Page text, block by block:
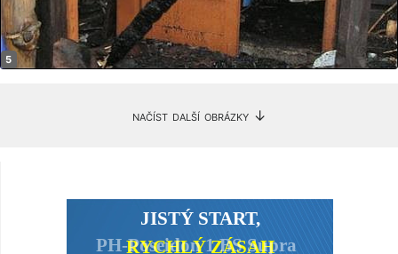
načíst další obrázky ↓